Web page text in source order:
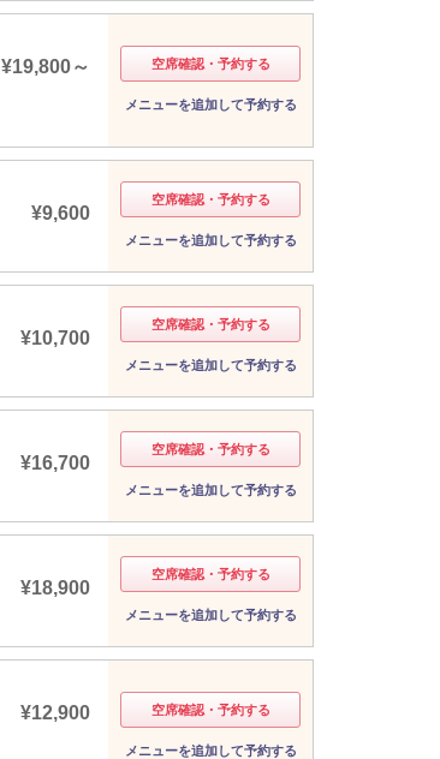
¥19,800～ 空席確認・予約する
メニューを追加して予約する
¥9,600
空席確認・予約する
メニューを追加して予約する
¥10,700
空席確認・予約する
メニューを追加して予約する
¥16,700
空席確認・予約する
メニューを追加して予約する
¥18,900
空席確認・予約する
メニューを追加して予約する
¥12,900 空席確認・予約する
メニューを追加して予約する